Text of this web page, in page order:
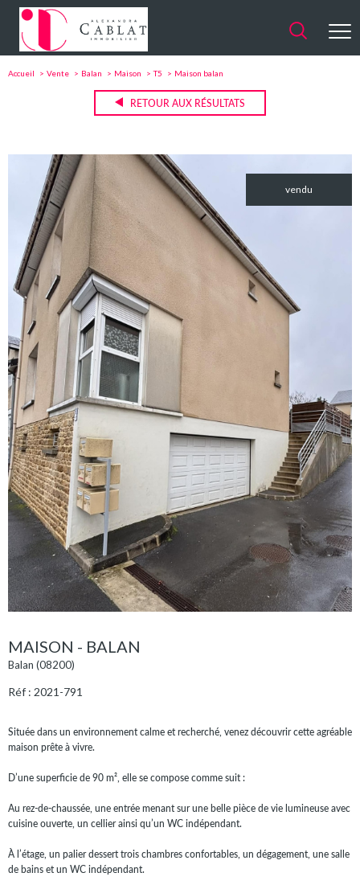
Accueil Vente Balan Maison T5 Maison balan
RETOUR AUX RÉSULTATS
vendu
MAISON - BALAN
Balan (08200)
Réf : 2021-791
Située dans un environnement calme et recherché, venez découvrir cette agréable
maison prête à vivre.
D’une superficie de 90 m², elle se compose comme suit :
Au rez-de-chaussée, une entrée menant sur une belle pièce de vie lumineuse avec
cuisine ouverte, un cellier ainsi qu’un WC indépendant.
À l’étage, un palier dessert trois chambres confortables, un dégagement, une salle
de bains et un WC indépendant.